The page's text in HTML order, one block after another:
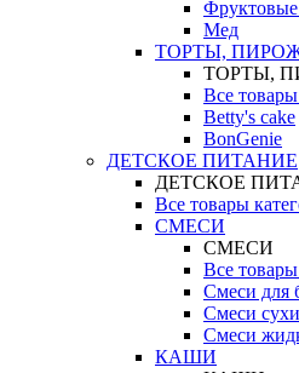
Мед
ТОРТЫ,
ТОРТЫ,
Все
Betty's cake
BonGenie
ДЕТСКОЕ ПИТАНИЕ
ДЕТСКОЕ
Все товары
СМЕСИ
СМЕСИ
Все
Смеси для
Смеси
Смеси
КАШИ